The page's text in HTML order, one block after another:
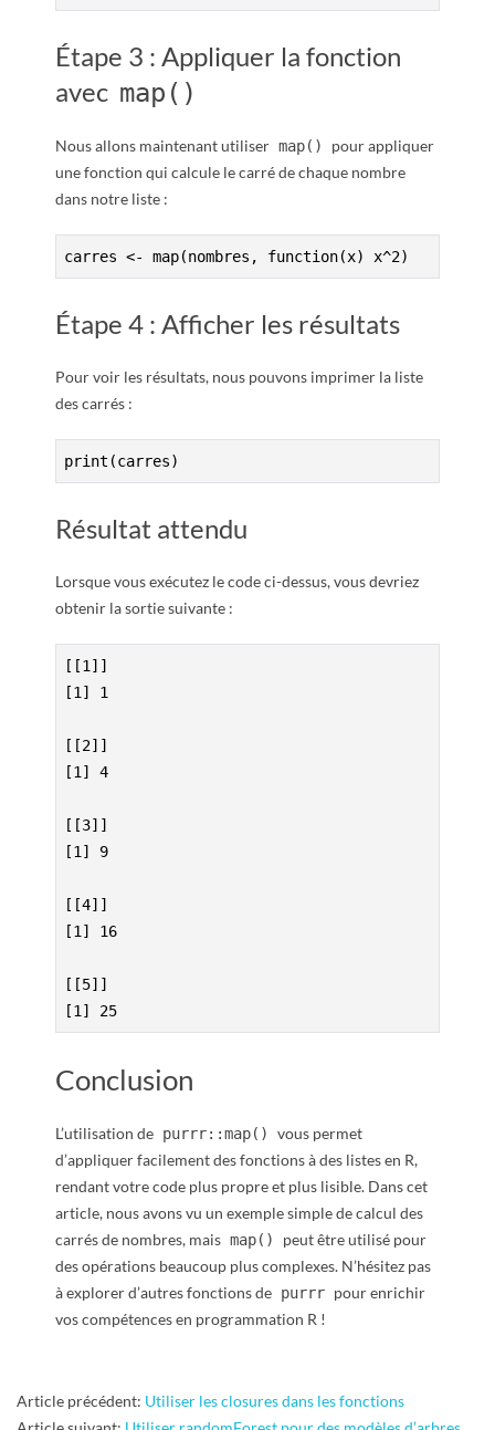
Étape 3 : Appliquer la fonction
avec map()
Nous allons maintenant utiliser map()
pour appliquer
une fonction qui calcule le carré de chaque nombre
dans notre liste :
carres <- map(nombres, function(x) x^2)
Étape 4 : Afficher les résultats
Pour voir les résultats, nous pouvons imprimer la liste
des carrés :
print(carres)
Résultat attendu
Lorsque vous exécutez le code ci-dessus, vous devriez
obtenir la sortie suivante :
[[1]]
[1] 1
[[2]]
[1] 4
[[3]]
[1] 9
[[4]]
[1] 16
[[5]]
[1] 25
Conclusion
L’utilisation de purrr::map()
vous permet
d’appliquer facilement des fonctions à des listes en R,
rendant votre code plus propre et plus lisible. Dans cet
article, nous avons vu un exemple simple de calcul des
carrés de nombres, mais map()
peut être utilisé pour
des opérations beaucoup plus complexes. N’hésitez pas
à explorer d’autres fonctions de purrr pour enrichir
vos compétences en programmation R !
2025-
Article précédent: Utiliser les closures dans les fonctions